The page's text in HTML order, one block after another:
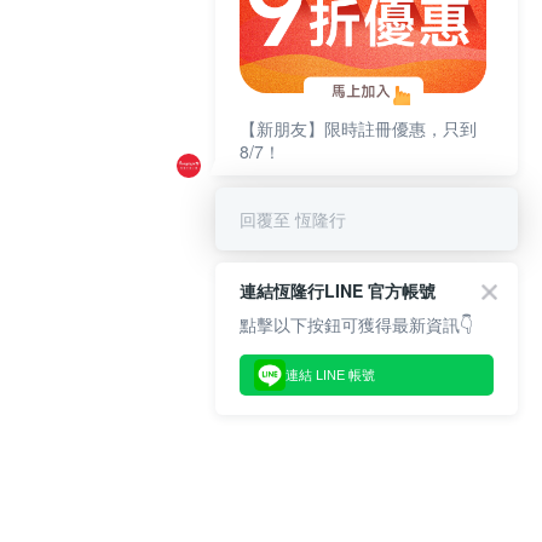
【新朋友】限時註冊優惠，只到
8/7！
回覆至 恆隆行
連結恆隆行LINE 官方帳號
點擊以下按鈕可獲得最新資訊👇
連結 LINE 帳號